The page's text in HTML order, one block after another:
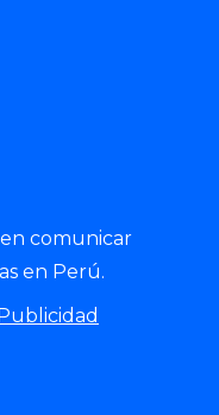
comunicar
en Perú.